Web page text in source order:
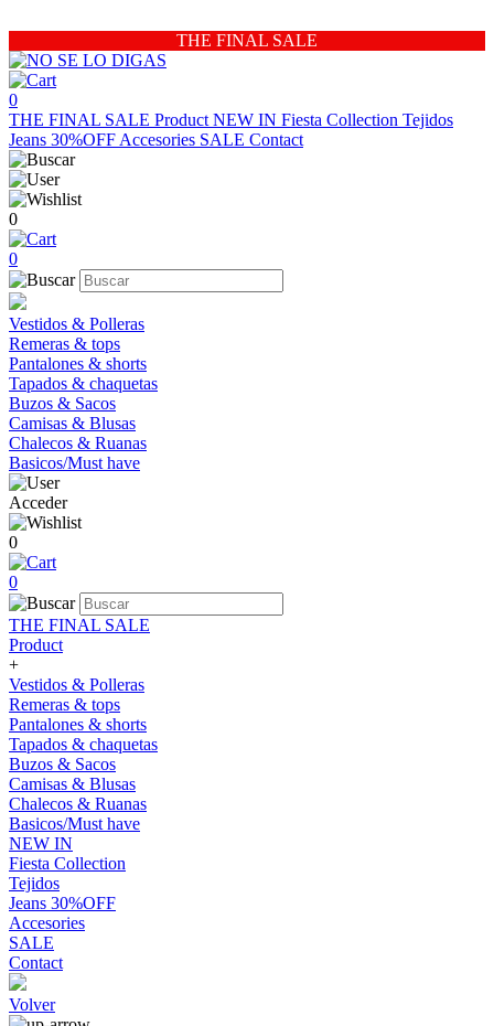
THE FINAL SALE
0
THE FINAL SALE Product NEW IN Fiesta Collection Tejidos
Jeans 30%OFF Accesories SALE Contact
0
0
Vestidos & Polleras
Remeras & tops
Pantalones & shorts
Tapados & chaquetas
Buzos & Sacos
Camisas & Blusas
Chalecos & Ruanas
Basicos/Must have
Acceder
0
0
THE FINAL SALE
Product
+
Vestidos & Polleras
Remeras & tops
Pantalones & shorts
Tapados & chaquetas
Buzos & Sacos
Camisas & Blusas
Chalecos & Ruanas
Basicos/Must have
NEW IN
Fiesta Collection
Tejidos
Jeans 30%OFF
Accesories
SALE
Contact
Volver